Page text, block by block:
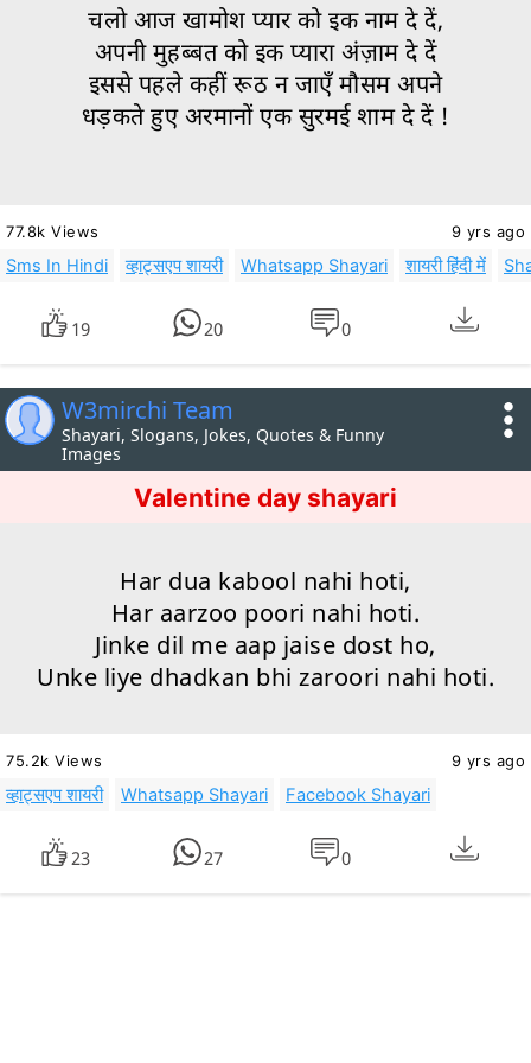
चलो आज खामोश प्यार को इक नाम दे दें,
अपनी मुहब्बत को इक प्यारा अंज़ाम दे दें
इससे पहले कहीं रूठ न जाएँ मौसम अपने
धड़कते हुए अरमानों एक सुरमई शाम दे दें !
77.8k Views 9 yrs ago
Sms In Hindi व्हाट्सएप शायरी Whatsapp Shayari शायरी हिंदी में
19 20 0
W3mirchi Team
Shayari, Slogans, Jokes, Quotes & Funny
Images
Valentine day shayari
Har dua kabool nahi hoti,
Har aarzoo poori nahi hoti.
Jinke dil me aap jaise dost ho,
Unke liye dhadkan bhi zaroori nahi hoti.
75.2k Views 9 yrs ago
व्हाट्सएप शायरी Whatsapp Shayari Facebook Shayari
23 27 0